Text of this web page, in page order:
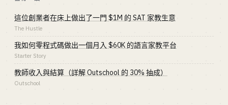
這位創業者在床上做出了一門 $1M 的 SAT 家教生意
The Hustle
我如何零程式碼做出一個月入 $60K 的語言家教平台
Starter Story
教師收入與結算（詳解 Outschool 的 30% 抽成）
Outschool